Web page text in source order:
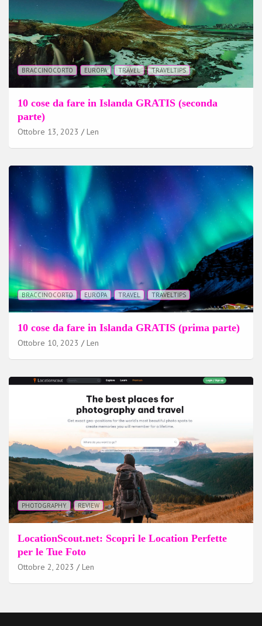
BRACCINOCORTO EUROPA TRAVEL TRAVELTIPS
10 cose da fare in Islanda GRATIS (seconda
parte)
Ottobre 13, 2023 Len
BRACCINOCORTO EUROPA TRAVEL TRAVELTIPS
10 cose da fare in Islanda GRATIS (prima parte)
Ottobre 10, 2023 Len
PHOTOGRAPHY REVIEW
LocationScout.net: Scopri le Location Perfette
per le Tue Foto
Ottobre 2, 2023 Len